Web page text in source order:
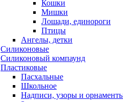
Кошки
Мишки
Лошади, единороги
Птицы
Ангелы, детки
Силиконовые
Силиконовый компаунд
Пластиковые
Пасхальные
Школьное
Надписи, узоры и